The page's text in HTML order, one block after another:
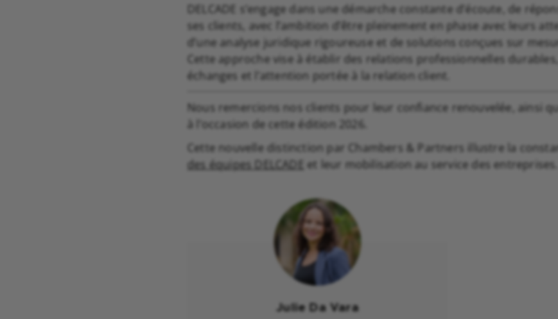
DELCADE s’engage dans une démarche constante d’écoute, de
ses clients, avec l’ambition d’être pleinement en phase avec leurs
d’une analyse juridique rigoureuse et de solutions conçues sur
Cette approche vise à établir des relations professionnelles
échanges et l’attention portée à la relation client.
Nous remercions nos clients pour leur confiance renouvelée, ainsi
à l’occasion de cette édition 2026.
Cette nouvelle distinction par Chambers & Partners illustre la
des équipes DELCADE et leur mobilisation au service des entreprises.
Julie Da Vara